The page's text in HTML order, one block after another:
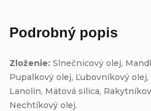
Podrobný popis
Zloženie: Slnečnicový olej,
Pupalkový olej, Ľubovníkový
Lanolín, Mätová silica,
Nechtíkový olej.